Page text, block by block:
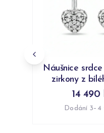
Náušnice
zirkony z
14 490
Dodání 3–4